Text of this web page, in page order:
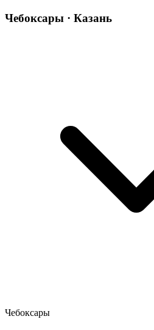
Чебоксары · Казань
Чебоксары